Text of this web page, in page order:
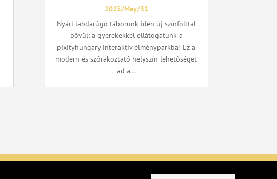
2025/May/31
Nyári labdarúgó táborunk idén új színfolttal
bővül: a gyerekekkel ellátogatunk a
pixityhungary interaktív élményparkba! Ez a
modern és szórakoztató helyszín lehetőséget
ad a...